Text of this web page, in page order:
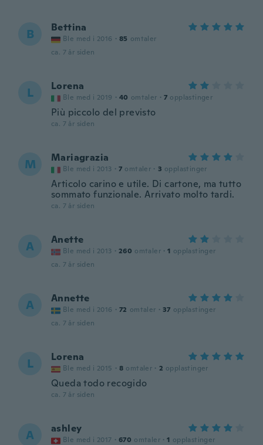
B Bettina
Ble med i 2016 · 85 omtaler
ca. 7 år siden
L Lorena
Ble med i 2019 · 40 omtaler · 7 opplastinger
Più piccolo del previsto
ca. 7 år siden
M Mariagrazia
Ble med i 2013 · 7 omtaler · 3 opplastinger
Articolo carino e utile. Di cartone, ma tutto
sommato funzionale. Arrivato molto tardi.
ca. 7 år siden
A Anette
Ble med i 2013 · 260 omtaler · 1 opplastinger
ca. 7 år siden
A Annette
Ble med i 2016 · 72 omtaler · 37 opplastinger
ca. 7 år siden
L Lorena
Ble med i 2015 · 8 omtaler · 2 opplastinger
Queda todo recogido
ca. 7 år siden
A ashley
Ble med i 2017 · 670 omtaler · 1 opplastinger